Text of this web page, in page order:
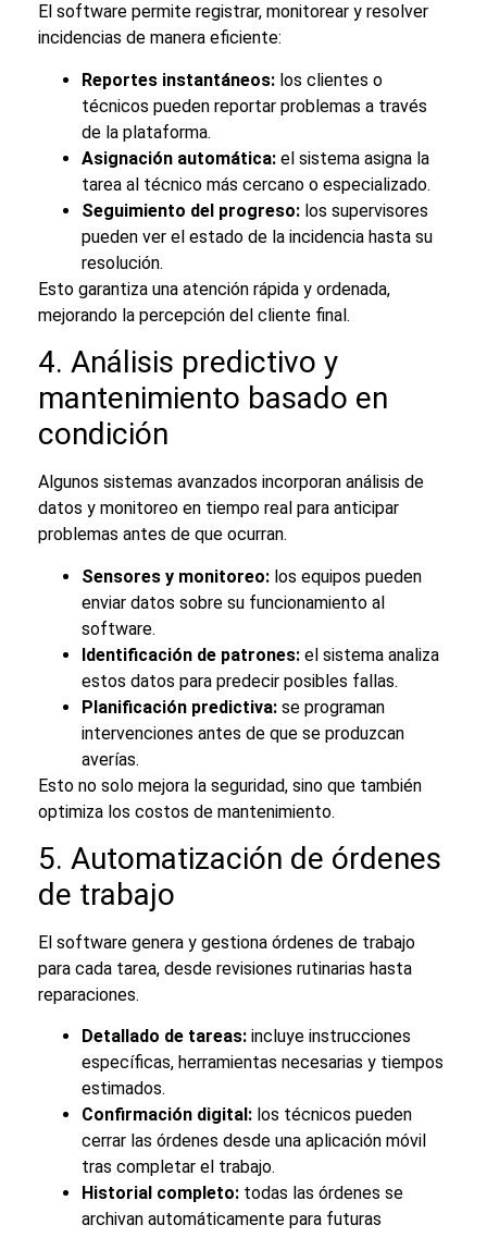
El software permite registrar, monitorear y resolver
incidencias de manera eficiente:
Reportes instantáneos: los clientes o
técnicos pueden reportar problemas a través
de la plataforma.
Asignación automática: el sistema asigna la
tarea al técnico más cercano o especializado.
Seguimiento del progreso: los supervisores
pueden ver el estado de la incidencia hasta su
resolución.
Esto garantiza una atención rápida y ordenada,
mejorando la percepción del cliente final.
4. Análisis predictivo y
mantenimiento basado en
condición
Algunos sistemas avanzados incorporan análisis de
datos y monitoreo en tiempo real para anticipar
problemas antes de que ocurran.
Sensores y monitoreo: los equipos pueden
enviar datos sobre su funcionamiento al
software.
Identificación de patrones: el sistema analiza
estos datos para predecir posibles fallas.
Planificación predictiva: se programan
intervenciones antes de que se produzcan
averías.
Esto no solo mejora la seguridad, sino que también
optimiza los costos de mantenimiento.
5. Automatización de órdenes
de trabajo
El software genera y gestiona órdenes de trabajo
para cada tarea, desde revisiones rutinarias hasta
reparaciones.
Detallado de tareas: incluye instrucciones
específicas, herramientas necesarias y tiempos
estimados.
Confirmación digital: los técnicos pueden
cerrar las órdenes desde una aplicación móvil
tras completar el trabajo.
Historial completo: todas las órdenes se
archivan automáticamente para futuras